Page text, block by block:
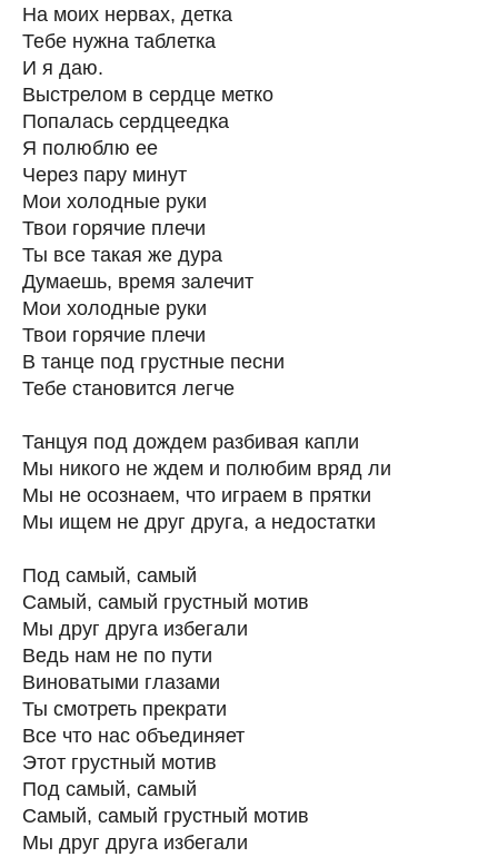
На моих нервах, детка
Тебе нужна таблетка
И я даю.
Выстрелом в сердце метко
Попалась сердцеедка
Я полюблю ее
Через пару минут
Мои холодные руки
Твои горячие плечи
Ты все такая же дура
Думаешь, время залечит
Мои холодные руки
Твои горячие плечи
В танце под грустные песни
Тебе становится легче
Танцуя под дождем разбивая капли
Мы никого не ждем и полюбим вряд ли
Мы не осознаем, что играем в прятки
Мы ищем не друг друга, а недостатки
Под самый, самый
Самый, самый грустный мотив
Мы друг друга избегали
Ведь нам не по пути
Виноватыми глазами
Ты смотреть прекрати
Все что нас объединяет
Этот грустный мотив
Под самый, самый
Самый, самый грустный мотив
Мы друг друга избегали